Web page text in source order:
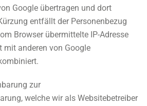
Google übertragen und dort
entfällt der Personenbezug
Browser übermittelte IP-Adresse
mit anderen von Google
zur
welche wir als Websitebetreiber